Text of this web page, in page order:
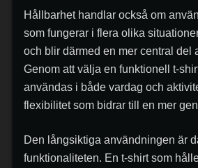
Hållbarhet handlar också om
som fungerar i flera olika
och blir därmed en mer central del
Genom att välja en funktionell t-
användas i både vardag och
flexibilitet som bidrar till en mer
Den långsiktiga användningen är
funktionaliteten. En t-shirt som